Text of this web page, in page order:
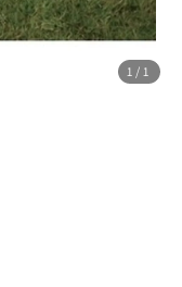
1 /1